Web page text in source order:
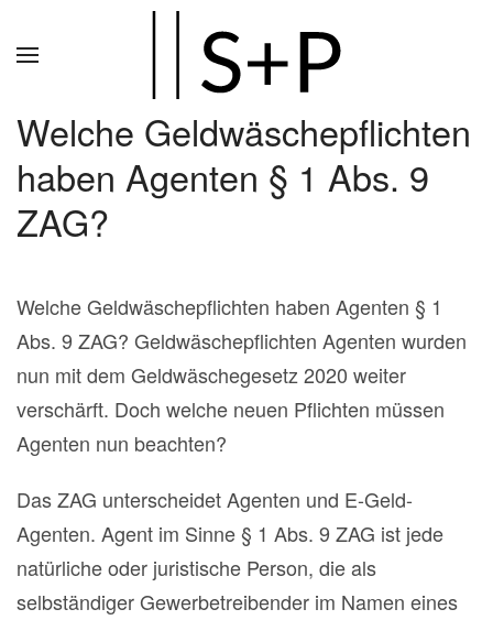
Welche Geldwäschepflichten
haben Agenten § 1 Abs. 9
ZAG?
Welche Geldwäschepflichten haben Agenten § 1
Abs. 9 ZAG? Geldwäschepflichten Agenten wurden
nun mit dem Geldwäschegesetz 2020 weiter
verschärft. Doch welche neuen Pflichten müssen
Agenten nun beachten?
Das ZAG unterscheidet Agenten und E-Geld-
Agenten. Agent im Sinne § 1 Abs. 9 ZAG ist jede
natürliche oder juristische Person, die als
selbständiger Gewerbetreibender im Namen eines